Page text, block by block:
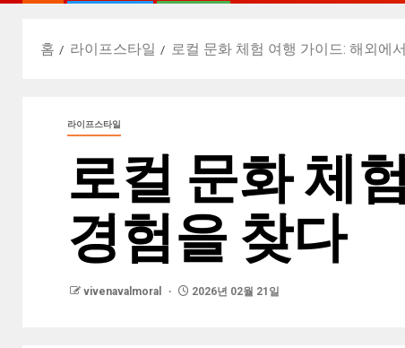
홈 라이프스타일 로컬 문화 체험 여행 가이드: 해외에
라이프스타일
로컬 문화 체
경험을 찾다
vivenavalmoral 2026년 02월 21일